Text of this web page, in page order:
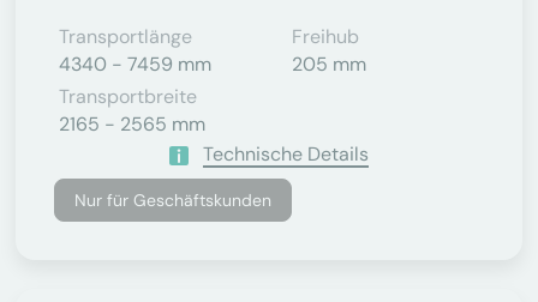
Transportlänge
4340 - 7459 mm
Freihub
205 mm
Transportbreite
2165 - 2565 mm
Technische Details
Nur für Geschäftskunden